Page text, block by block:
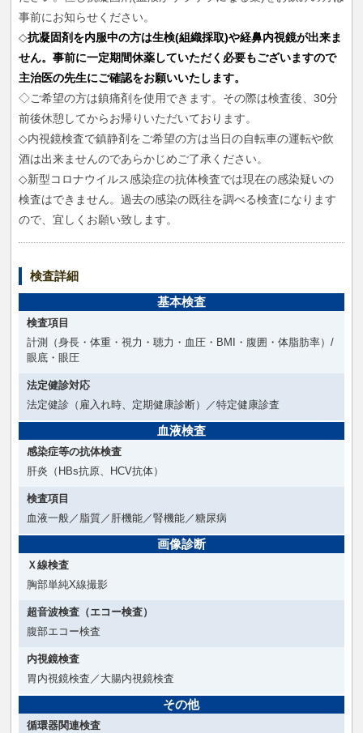
事前にお知らせください。
◇抗凝固剤を内服中の方は生検(組織採取)や経鼻内視鏡が出来ま
せん。事前に一定期間休薬していただく必要もございますので
主治医の先生にご確認をお願いいたします。
◇ご希望の方は鎮痛剤を使用できます。その際は検査後、30分
前後休憩してからお帰りいただいております。
◇内視鏡検査で鎮静剤をご希望の方は当日の自転車の運転や飲
酒は出来ませんのであらかじめご了承ください。
◇新型コロナウイルス感染症の抗体検査では現在の感染疑いの
検査はできません。過去の感染の既往を調べる検査になります
ので、宜しくお願い致します。
検査詳細
基本検査
検査項目
計測（身長・体重・視力・聴力・血圧・BMI・腹囲・体脂肪率）/
眼底・眼圧
法定健診対応
法定健診（雇入れ時、定期健康診断）／特定健康診査
血液検査
感染症等の抗体検査
肝炎（HBs抗原、HCV抗体）
検査項目
血液一般／脂質／肝機能／腎機能／糖尿病
画像診断
Ｘ線検査
胸部単純X線撮影
超音波検査（エコー検査）
腹部エコー検査
内視鏡検査
胃内視鏡検査／大腸内視鏡検査
その他
循環器関連検査